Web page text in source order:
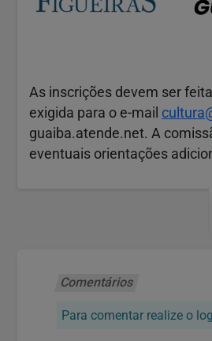
As inscrições devem ser
exigida para o e-mail
guaiba.atende.net. A
eventuais orientações
Comentários
Para comentar realize o